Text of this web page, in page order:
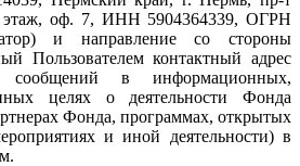
этаж, оф. 7, ИНН 5904364339, ОГРН
и направление со стороны
Пользователем контактный адрес
сообщений в информационных,
целях о деятельности Фонда
Фонда, программах, открытых
и иной деятельности) в